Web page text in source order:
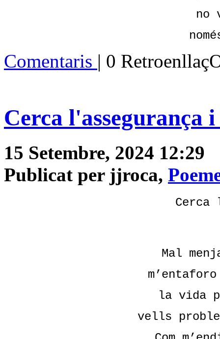
no
Comentaris | 0
Cerca l'assegurança i
15 Setembre, 2024 12:29
Publicat per jjroca,
Cerca
Mal
la vida
vells